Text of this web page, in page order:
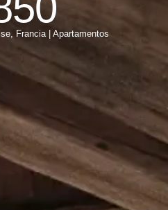
, Francia| Apartamentos